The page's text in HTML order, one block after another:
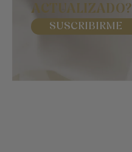
ACTUALIZADO?
SUSCRIBIRME